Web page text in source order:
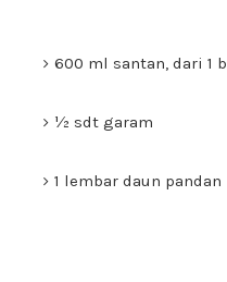
600 ml santan, dari 1
½ sdt garam
1 lembar daun pandan